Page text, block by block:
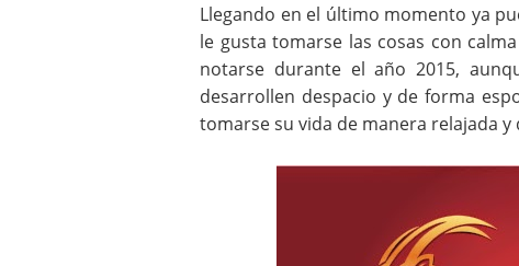
Llegando en el último momento ya
le gusta tomarse las cosas con
notarse durante el año 2015,
desarrollen despacio y de forma
tomarse su vida de manera relajada y